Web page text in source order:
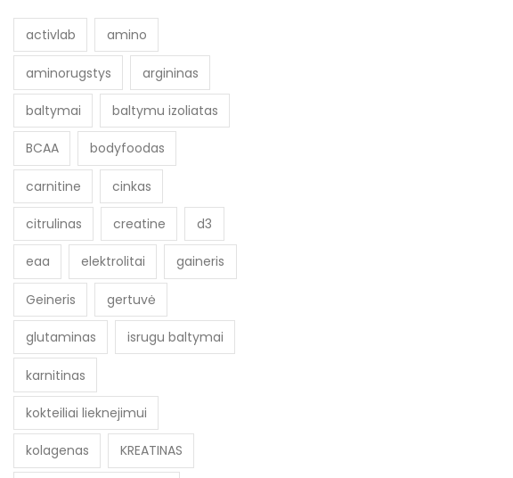
activlab amino
aminorugstys argininas
baltymai baltymu izoliatas
BCAA bodyfoodas
carnitine cinkas
citrulinas creatine d3
eaa elektrolitai gaineris
Geineris gertuvė
glutaminas isrugu baltymai
karnitinas
kokteiliai lieknejimui
kolagenas KREATINAS